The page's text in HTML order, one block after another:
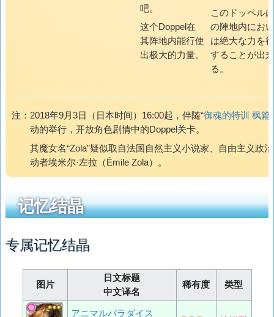
吧。
这个Doppel在
其阵地内能行使
出极大的力量。
このドッペル
の陣地内にお
は絶大な力を
することが出来
る。
注： 2018年9月3日（日本时间）16:00起，伴随“御魂的特训 枫篇
动的举行，开放角色剧情中的Doppel关卡。
其魔女名“Zola”疑似取自法国自然主义小说家、自由主义政
动者埃米尔·左拉（Émile Zola）。
记忆结晶
专属记忆结晶
图片
日文标题
中文译名
稀有度 类型
アニマルパラダイス